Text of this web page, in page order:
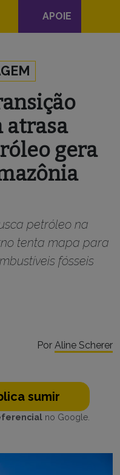
APOIE
atrasa
gera
petróleo na
tenta mapa para
fósseis
Por Aline Scherer
sumir
no Google.